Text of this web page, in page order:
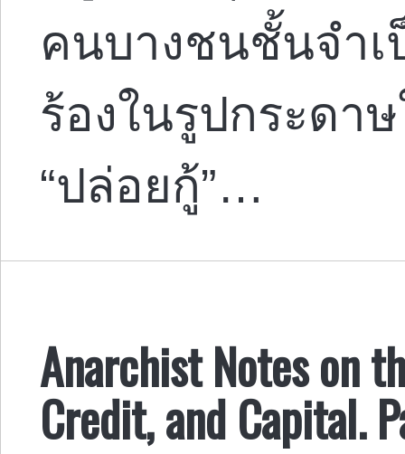
คนบางชนชั้นจำเ
ร้องในรูปกระดา
“ปล่อยกู้”…
Anarchist Notes on
Credit, and Capital.